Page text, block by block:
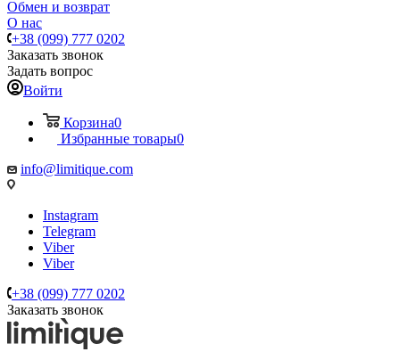
Обмен и возврат
О нас
+38 (099) 777 0202
Заказать звонок
Задать вопрос
Войти
Корзина0
Избранные товары0
info@limitique.com
Instagram
Telegram
Viber
Viber
+38 (099) 777 0202
Заказать звонок